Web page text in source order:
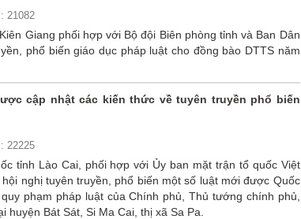
21082
Giang phối hợp với Bộ đội Biên phòng tỉnh và Ban Dân
phổ biến giáo dục pháp luật cho đồng bào DTTS năm
cập nhật các kiến thức về tuyên truyền phổ biến
22225
tỉnh Lào Cai, phối hợp với Ủy ban mặt trận tổ quốc Việt
nghị tuyên truyền, phổ biến một số luật mới được Quốc
phạm pháp luật của Chính phủ, Thủ tướng chính phủ,
Bát Sát, Si Ma Cai, thị xã Sa Pa.